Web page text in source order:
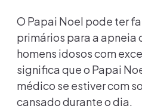
O Papai Noel pode ter
primários para a apneia
homens idosos com
significa que o Papai
médico se estiver com
cansado durante o dia.